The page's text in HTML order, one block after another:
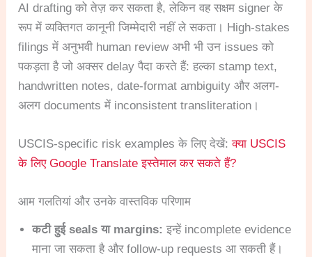
AI drafting को तेज़ कर सकता है, लेकिन वह सक्षम signer के
रूप में व्यक्तिगत कानूनी जिम्मेदारी नहीं ले सकता। High-stakes
filings में अनुभवी human review अभी भी उन issues को
पकड़ता है जो अक्सर delay पैदा करते हैं: हल्का stamp text,
handwritten notes, date-format ambiguity और अलग-
अलग documents में inconsistent transliteration।
USCIS-specific risk examples के लिए देखें:क्या USCIS
के लिए Google Translate इस्तेमाल कर सकते हैं?
आम गलतियां और उनके वास्तविक परिणाम
कटी हुई seals या margins: इन्हें incomplete evidence
माना जा सकता है और follow-up requests आ सकती हैं।